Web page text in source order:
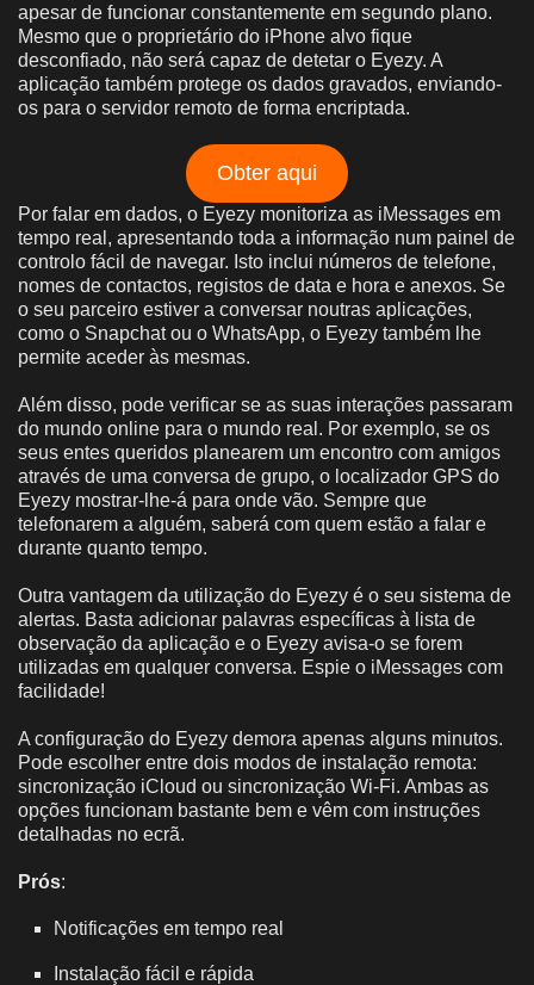
apesar de funcionar constantemente em segundo plano.
Mesmo que o proprietário do iPhone alvo fique
desconfiado, não será capaz de detetar o Eyezy. A
aplicação também protege os dados gravados, enviando-
os para o servidor remoto de forma encriptada.
Obter aqui
Por falar em dados, o Eyezy monitoriza as iMessages em
tempo real, apresentando toda a informação num painel de
controlo fácil de navegar. Isto inclui números de telefone,
nomes de contactos, registos de data e hora e anexos. Se
o seu parceiro estiver a conversar noutras aplicações,
como o Snapchat ou o WhatsApp, o Eyezy também lhe
permite aceder às mesmas.
Além disso, pode verificar se as suas interações passaram
do mundo online para o mundo real. Por exemplo, se os
seus entes queridos planearem um encontro com amigos
através de uma conversa de grupo, o localizador GPS do
Eyezy mostrar-lhe-á para onde vão. Sempre que
telefonarem a alguém, saberá com quem estão a falar e
durante quanto tempo.
Outra vantagem da utilização do Eyezy é o seu sistema de
alertas. Basta adicionar palavras específicas à lista de
observação da aplicação e o Eyezy avisa-o se forem
utilizadas em qualquer conversa. Espie o iMessages com
facilidade!
A configuração do Eyezy demora apenas alguns minutos.
Pode escolher entre dois modos de instalação remota:
sincronização iCloud ou sincronização Wi-Fi. Ambas as
opções funcionam bastante bem e vêm com instruções
detalhadas no ecrã.
Prós:
Notificações em tempo real
Instalação fácil e rápida